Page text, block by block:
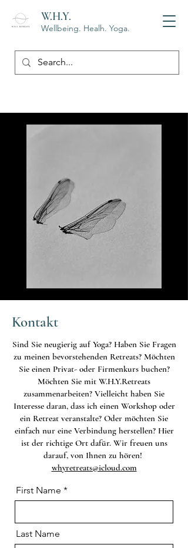
W.H.Y.
Wellbeing. Healh. Yoga.
Kontakt
Sind Sie neugierig auf Yoga? Haben Sie Fragen
zu meinen bevorstehenden Retreats? Möchten
Sie einen Privat- oder Firmenkurs buchen?
Möchten Sie mit W.H.Y.Retreats
zusammenarbeiten? Vielleicht haben Sie
Interesse daran, dass ich einen Workshop oder
ein Retreat veranstalte? Oder möchten Sie
einfach nur eine Verbindung herstellen? Hier
ist der richtige Ort dafür. Wir freuen uns
darauf, von Ihnen zu hören!
whyretreats@icloud.com
First Name
Last Name